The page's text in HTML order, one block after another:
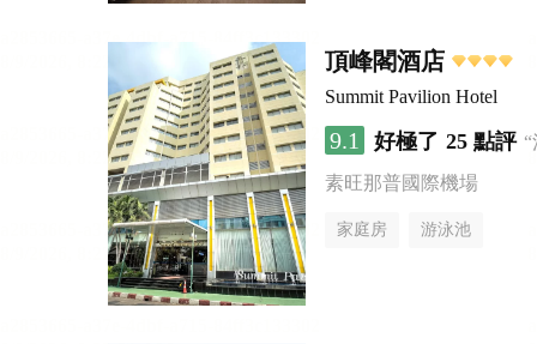
頂峰閣酒店
Summit Pavilion Hotel
9.1 好極了 25 點評
素旺那普國際機場
家庭房 游泳池